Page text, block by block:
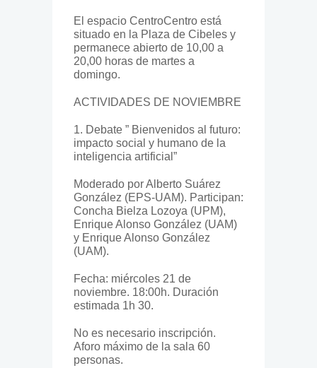
El espacio CentroCentro está
situado en la Plaza de Cibeles y
permanece abierto de 10,00 a
20,00 horas de martes a
domingo.
ACTIVIDADES DE NOVIEMBRE
1. Debate ” Bienvenidos al futuro:
impacto social y humano de la
inteligencia artificial”
Moderado por Alberto Suárez
González (EPS-UAM). Participan:
Concha Bielza Lozoya (UPM),
Enrique Alonso González (UAM)
y Enrique Alonso González
(UAM).
Fecha: miércoles 21 de
noviembre. 18:00h. Duración
estimada 1h 30.
No es necesario inscripción.
Aforo máximo de la sala 60
personas.